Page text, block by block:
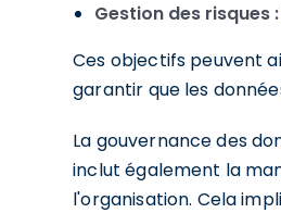
Gestion des risques :
Ces objectifs peuvent
garantir que les
La gouvernance des
inclut également la
l'organisation. Cela